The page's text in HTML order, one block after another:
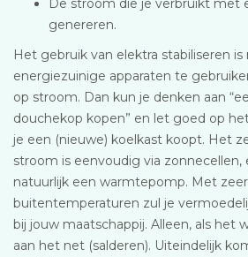
De stroom die je verbruikt met
genereren.
Het gebruik van elektra stabiliseren
energiezuinige apparaten te
op stroom. Dan kun je denken aan
douchekop kopen” en let goed op
je een (nieuwe) koelkast koopt. Het
stroom is eenvoudig via zonnecellen,
natuurlijk een warmtepomp. Met
buitentemperaturen zul je
bij jouw maatschappij. Alleen, als het
aan het net (salderen). Uiteindelijk